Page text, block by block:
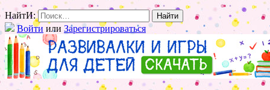
НайтИ:
Войти или Зарегистрироваться